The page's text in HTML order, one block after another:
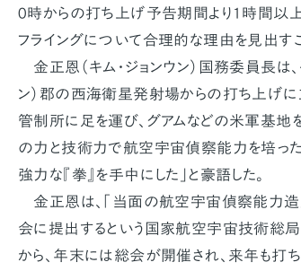
0時からの打ち上げ予告期間より1時間以
フライングについて合理的な理由を見出すこ
金正恩（キム・ジョンウン）国務委員長は
ン）郡の西海衛星発射場からの打ち上げ
管制所に足を運び、グアムなどの米軍基地
の力と技術力で航空宇宙偵察能力を培った
強力な『拳』を手中にした」と豪語した。
金正恩は、「当面の航空宇宙偵察能力
会に提出するという国家航空宇宙技術総局
から、年末には総会が開催され、来年も打